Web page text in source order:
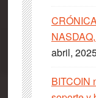
abril,
BITCOIN